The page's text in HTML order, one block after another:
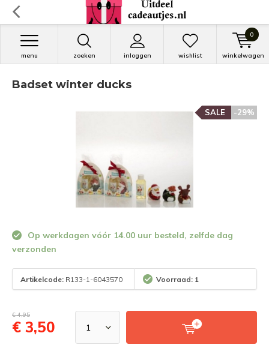
zoeken inloggen
menu wishlist winkelwagen
0
Badset winter ducks
-29%
SALE
Op werkdagen vóór 14.00 uur besteld, zelfde dag
verzonden
Artikelcode: R133-1-6043570 Voorraad: 1
€ 4,95
€ 3,50